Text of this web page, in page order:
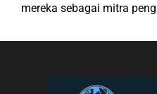
mereka sebagai mitra